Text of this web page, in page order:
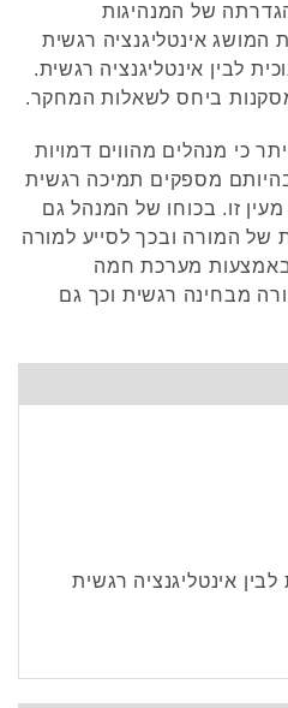
של המנהיגות
המושג אינטליגנציה רגשית
לבין אינטליגנציה רגשית.
ביחס לשאלות המחקר.
כי מנהלים מהווים דמויות
מספקים תמיכה רגשית
זו. בכוחו של המנהל גם
של המורה ובכך לסייע למורה
באמצעות מערכת חמה
מבחינה רגשית וכך גם
אינטליגנציה רגשית